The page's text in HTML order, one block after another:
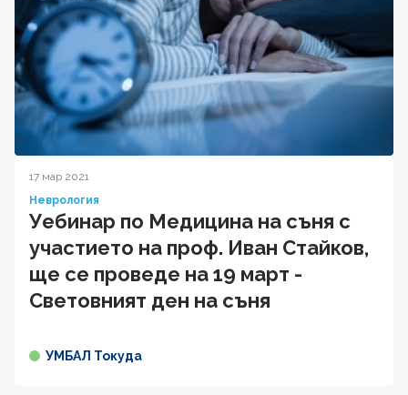
17 мар 2021
Неврология
Уебинар по Медицина на съня с
участието на проф. Иван Стайков,
ще се проведе на 19 март -
Световният ден на съня
УМБАЛ Токуда